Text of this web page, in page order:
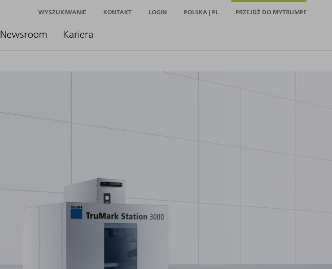
Newsroom Kariera
WYSZUKIWANIE KONTAKT LOGIN POLSKA | PL PRZEJDŹ DO MYTRUMPF